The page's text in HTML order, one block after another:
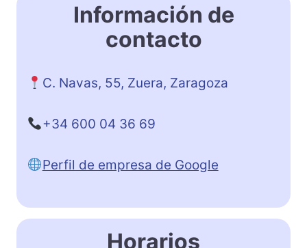
Información de
contacto
C. Navas, 55, Zuera, Zaragoza
+34 600 04 36 69
Perfil de empresa de Google
Horarios